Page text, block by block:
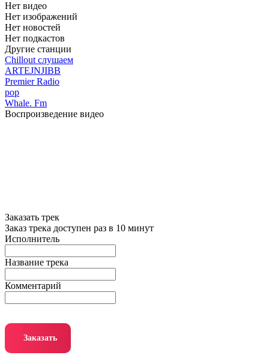
Нет видео
Нет изображений
Нет новостей
Нет подкастов
Другие станции
Chillout слушаем
ARTEJNJIBB
Premier Radio
pop
Whale. Fm
Воспроизведение видео
Заказать трек
Заказ трека доступен раз в 10 минут
Исполнитель
Название трека
Комментарий
Заказать